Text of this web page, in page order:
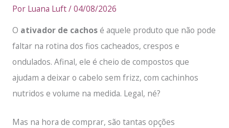
Por Luana Luft/04/08/2026
O ativador de cachosé aquele produto que não pode
faltar na rotina dos fios cacheados, crespos e
ondulados. Afinal, ele é cheio de compostos que
ajudam a deixar o cabelo sem frizz, com cachinhos
nutridos e volume na medida. Legal, né?
Mas na hora de comprar, são tantas opções